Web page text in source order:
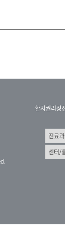
환자권리장